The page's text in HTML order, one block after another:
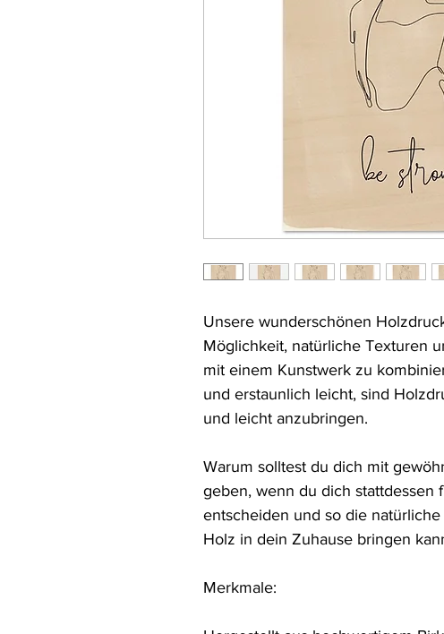
Unsere wunderschönen
Möglichkeit, natürliche Texturen
mit einem Kunstwerk zu
und erstaunlich leicht, sind
und leicht anzubringen.
Warum solltest du dich mit
geben, wenn du dich stattdessen
entscheiden und so die
Holz in dein Zuhause bringen
Merkmale: